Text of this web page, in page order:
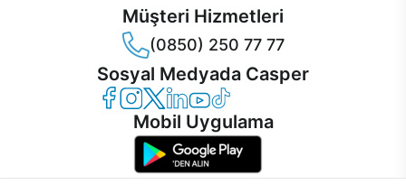
Müşteri Hizmetleri
(0850) 250 77 77
Sosyal Medyada Casper
Casper Facebook
Casper Instagram
Casper Twitter
Casper LinkedIn
Casper YouTube
Casper TikTok
Mobil Uygulama